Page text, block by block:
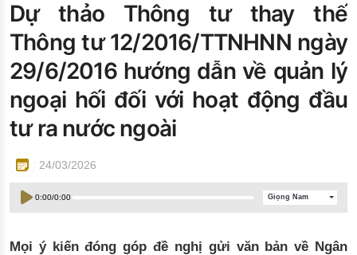
Đào tạo ISO
Dự thảo Thông tư thay thế
Thông tư 12/2016/TTNHNN ngày
29/6/2016 hướng dẫn về quản lý
ngoại hối đối với hoạt động đầu
tư ra nước ngoài
24/03/2026
0:00/0:00 Giọng Nam
Mọi ý kiến đóng góp đề nghị gửi văn bản về Ngân